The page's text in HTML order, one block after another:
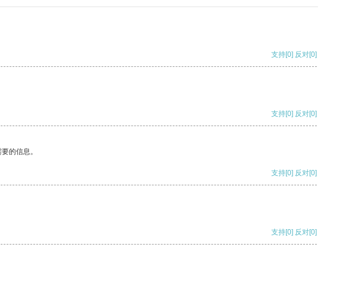
支持[0] 反对[0]
支持[0] 反对[0]
的信息。
支持[0] 反对[0]
支持[0] 反对[0]